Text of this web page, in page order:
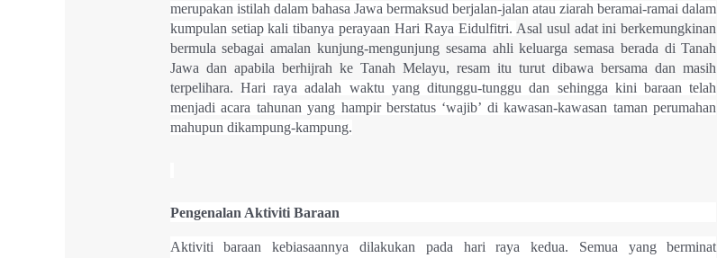
merupakan istilah dalam bahasa Jawa bermaksud berjalan-jalan atau ziarah beramai-ramai dalam
kumpulan setiap kali tibanya perayaan Hari Raya Eidulfitri. Asal usul adat ini berkemungkinan
bermula sebagai amalan kunjung-mengunjung sesama ahli keluarga semasa berada di Tanah
Jawa dan apabila berhijrah ke Tanah Melayu, resam itu turut dibawa bersama dan masih
terpelihara. Hari raya adalah waktu yang ditunggu-tunggu dan sehingga kini baraan telah
menjadi acara tahunan yang hampir berstatus ‘wajib’ di kawasan-kawasan taman perumahan
mahupun dikampung-kampung.
Pengenalan Aktiviti Baraan
Aktiviti baraan kebiasaannya dilakukan pada hari raya kedua. Semua yang berminat